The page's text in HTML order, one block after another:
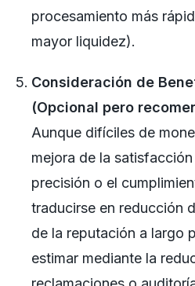
procesamiento más
mayor liquidez).
Consideración de
(Opcional pero
Aunque difíciles de
mejora de la
precisión o el
traducirse en reducción
de la reputación a largo
estimar mediante la